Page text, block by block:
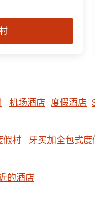
机场酒店 度假酒店
假村
牙买加全包式度
的酒店